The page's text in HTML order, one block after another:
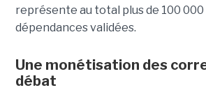
représente au total plus de 100
dépendances validées.
Une monétisation des
débat